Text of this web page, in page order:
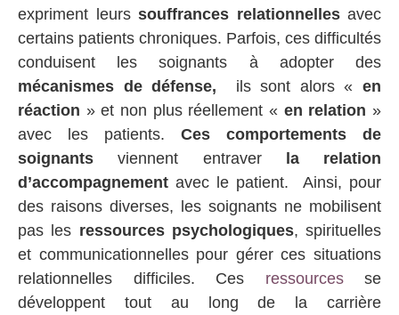
expriment leurs souffrances relationnellesavec
certains patients chroniques. Parfois, ces difficultés
conduisent les soignants à adopter des
mécanismes de défense,
ils sont alors « en
réaction » et non plus réellement « en relation »
avec les patients. Ces comportements de
soignantsviennent entraverla relation
d’accompagnement avec le patient. Ainsi, pour
des raisons diverses, les soignants ne mobilisent
pas les ressources psychologiques, spirituelles
et communicationnelles pour gérer ces situations
relationnelles difficiles. Ces ressourcesse
développent tout au long de la carrière